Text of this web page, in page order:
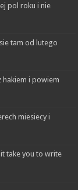
pol roku i nie
tam od lutego
hakiem i powiem
miesiecy i
take you to write